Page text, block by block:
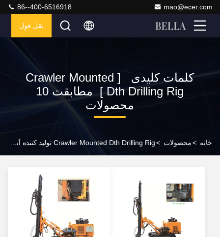
mao@ecer.com
86--400-6516918
نقل قول
کلمات کلیدی [ Crawler Mounted
Dth Drilling Rig ] مطابقت 10
محصولات
خانه >محصولات >